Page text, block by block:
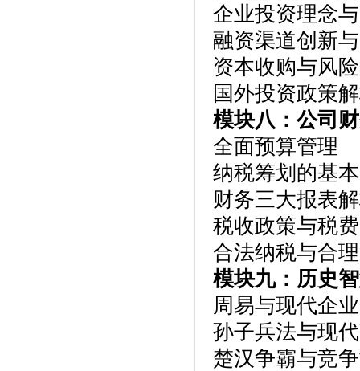
企业投资理念
融资渠道创新
资本收购与风
国外投资政策
模块八：公司
全面预算管理
纳税筹划的基
财务三大报表
税收政策与税
合法纳税与合
模块九：历史
周易与现代企
孙子兵法与现
楚汉争霸与竞